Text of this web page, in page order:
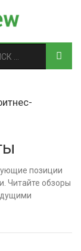
позиции
Читайте обзоры